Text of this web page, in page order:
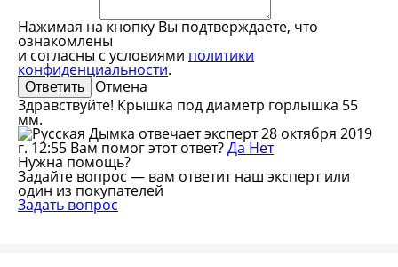
Нажимая на кнопку Вы подтверждаете, что
ознакомлены
и согласны с условиями политики
конфиденциальности.
Отмена
Здравствуйте! Крышка под диаметр горлышка 55
мм.
эксперт28 октября 2019
г. 12:55 Вам помог этот ответ?Да Нет
Нужна помощь?
Задайте вопрос — вам ответит наш эксперт или
один из покупателей
Задать вопрос